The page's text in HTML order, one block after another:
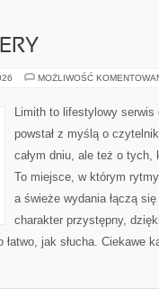
MOŻLIWOŚĆ
Limith to lifestylowy
powstał z myślą o
całym dniu, ale też o
To miejsce, w którym
a świeże wydania łączą
charakter przystępny,
jak słucha. Ciekawe